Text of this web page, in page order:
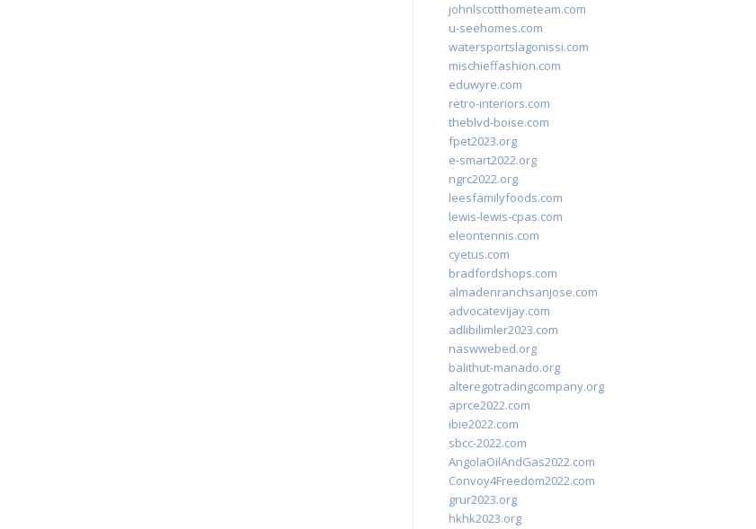
johnlscotthometeam.com
u-seehomes.com
watersportslagonissi.com
mischieffashion.com
eduwyre.com
retro-interiors.com
theblvd-boise.com
fpet2023.org
e-smart2022.org
ngrc2022.org
leesfamilyfoods.com
lewis-lewis-cpas.com
eleontennis.com
cyetus.com
bradfordshops.com
almadenranchsanjose.com
advocatevijay.com
adlibilimler2023.com
naswwebed.org
balithut-manado.org
alteregotradingcompany.org
aprce2022.com
ibie2022.com
sbcc-2022.com
AngolaOilAndGas2022.com
Convoy4Freedom2022.com
grur2023.org
hkhk2023.org